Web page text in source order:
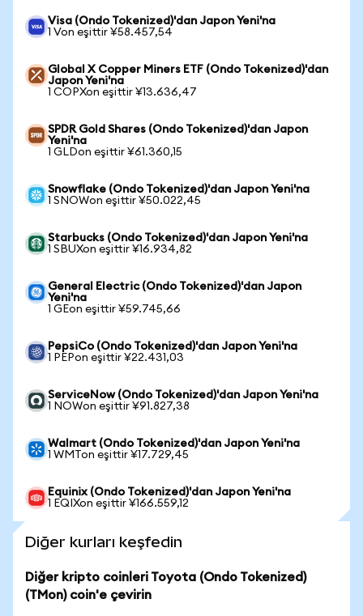
Visa (Ondo Tokenized)'dan Japon Yeni'na
1 Von eşittir ¥58.457,54
Global X Copper Miners ETF (Ondo Tokenized)'dan
Japon Yeni'na
1 COPXon eşittir ¥13.636,47
SPDR Gold Shares (Ondo Tokenized)'dan Japon
Yeni'na
1 GLDon eşittir ¥61.360,15
Snowflake (Ondo Tokenized)'dan Japon Yeni'na
1 SNOWon eşittir ¥50.022,45
Starbucks (Ondo Tokenized)'dan Japon Yeni'na
1 SBUXon eşittir ¥16.934,82
General Electric (Ondo Tokenized)'dan Japon
Yeni'na
1 GEon eşittir ¥59.745,66
PepsiCo (Ondo Tokenized)'dan Japon Yeni'na
1 PEPon eşittir ¥22.431,03
ServiceNow (Ondo Tokenized)'dan Japon Yeni'na
1 NOWon eşittir ¥91.827,38
Walmart (Ondo Tokenized)'dan Japon Yeni'na
1 WMTon eşittir ¥17.729,45
Equinix (Ondo Tokenized)'dan Japon Yeni'na
1 EQIXon eşittir ¥166.559,12
Diğer kurları keşfedin
Diğer kripto coinleri Toyota (Ondo Tokenized)
(TMon) coin'e çevirin